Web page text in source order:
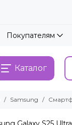
Покупателям
Каталог
Samsung